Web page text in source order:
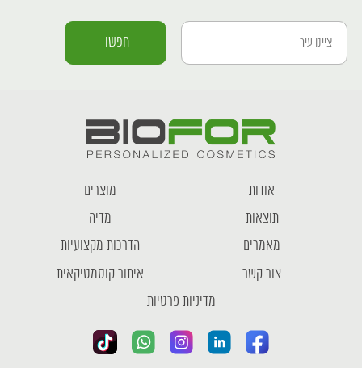
אודות
מוצרים
תוצאות
מדיה
מאמרים
הדרכות מקצועיות
צור קשר
איתור קוסמטיקאית
מדיניות פרטיות